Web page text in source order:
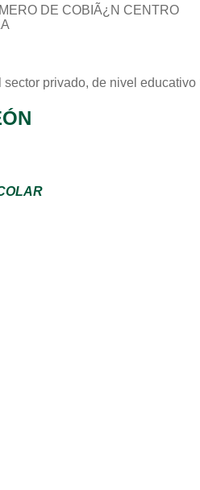
DE COBIÃ¿N CENTRO
sector privado, de nivel educativo